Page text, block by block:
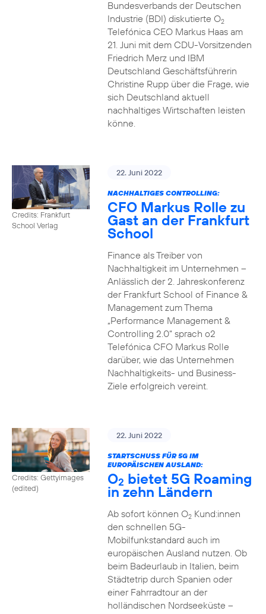
Bundesverbands der Deutschen
Industrie (BDI) diskutierte O2
Telefónica CEO Markus Haas am
21. Juni mit dem CDU-Vorsitzenden
Friedrich Merz und IBM
Deutschland Geschäftsführerin
Christine Rupp über die Frage, wie
sich Deutschland aktuell
nachhaltiges Wirtschaften leisten
könne.
Credits: Frankfurt
School Verlag
22. Juni 2022
NACHHALTIGES CONTROLLING:
CFO Markus Rolle zu
Gast an der Frankfurt
School
Finance als Treiber von
Nachhaltigkeit im Unternehmen –
Anlässlich der 2. Jahreskonferenz
der Frankfurt School of Finance &
Management zum Thema
„Performance Management &
Controlling 2.0“ sprach o2
Telefónica CFO Markus Rolle
darüber, wie das Unternehmen
Nachhaltigkeits- und Business-
Ziele erfolgreich vereint.
Credits: Gettyimages
(edited)
22. Juni 2022
STARTSCHUSS FÜR 5G IM
EUROPÄISCHEN AUSLAND:
O2 bietet 5G Roaming
in zehn Ländern
Ab sofort können O2Kund:innen
den schnellen 5G-
Mobilfunkstandard auch im
europäischen Ausland nutzen. Ob
beim Badeurlaub in Italien, beim
Städtetrip durch Spanien oder
einer Fahrradtour an der
holländischen Nordseeküste –